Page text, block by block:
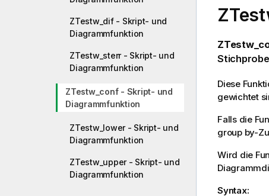
ZTestw_dif - Skript- und
Diagrammfunktion
ZTestw_sterr - Skript- und
Diagrammfunktion
ZTestw_conf - Skript- und
Diagrammfunktion
ZTestw_lower - Skript- und
Diagrammfunktion
ZTestw_upper - Skript- und
Diagrammfunktion
Diese
gewichtet
Falls die
group by-
Wird die
Syntax: